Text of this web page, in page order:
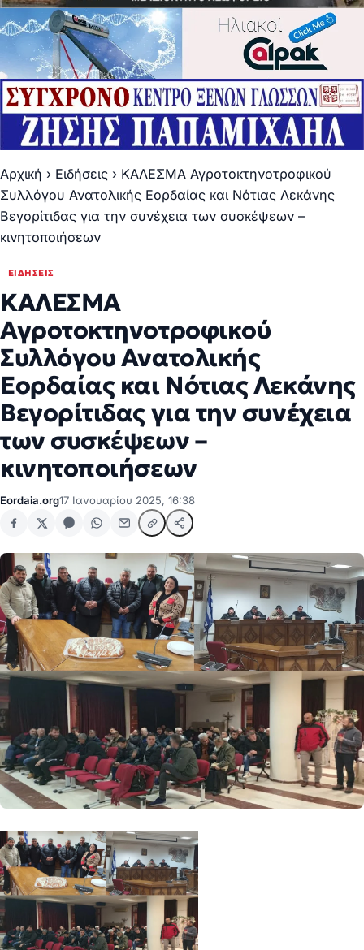
Αρχική › Ειδήσεις › ΚΑΛΕΣΜΑ Αγροτοκτηνοτροφικού
Συλλόγου Ανατολικής Εορδαίας και Νότιας Λεκάνης
Βεγορίτιδας για την συνέχεια των συσκέψεων –
κινητοποιήσεων
ΕΙΔΉΣΕΙΣ
ΚΑΛΕΣΜΑ
Αγροτοκτηνοτροφικού
Συλλόγου Ανατολικής
Εορδαίας και Νότιας Λεκάνης
Βεγορίτιδας για την συνέχεια
των συσκέψεων –
κινητοποιήσεων
Eordaia.org17 Ιανουαρίου 2025, 16:38